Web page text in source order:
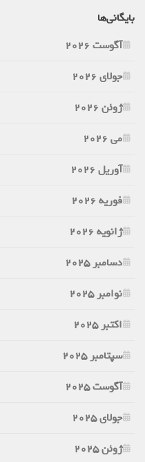
بایگانی‌ها
آگوست 2026
جولای 2026
ژوئن 2026
می 2026
آوریل 2026
فوریه 2026
ژانویه 2026
دسامبر 2025
نوامبر 2025
اکتبر 2025
سپتامبر 2025
آگوست 2025
جولای 2025
ژوئن 2025